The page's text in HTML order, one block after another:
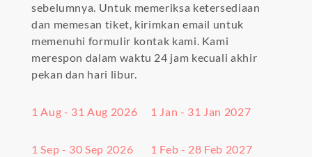
sebelumnya. Untuk memeriksa ketersediaan
dan memesan tiket, kirimkan email untuk
memenuhi formulir kontak kami. Kami
merespon dalam waktu 24 jam kecuali akhir
pekan dan hari libur.
1 Aug - 31 Aug 2026 1 Jan - 31 Jan 2027
1 Sep - 30 Sep 2026 1 Feb - 28 Feb 2027